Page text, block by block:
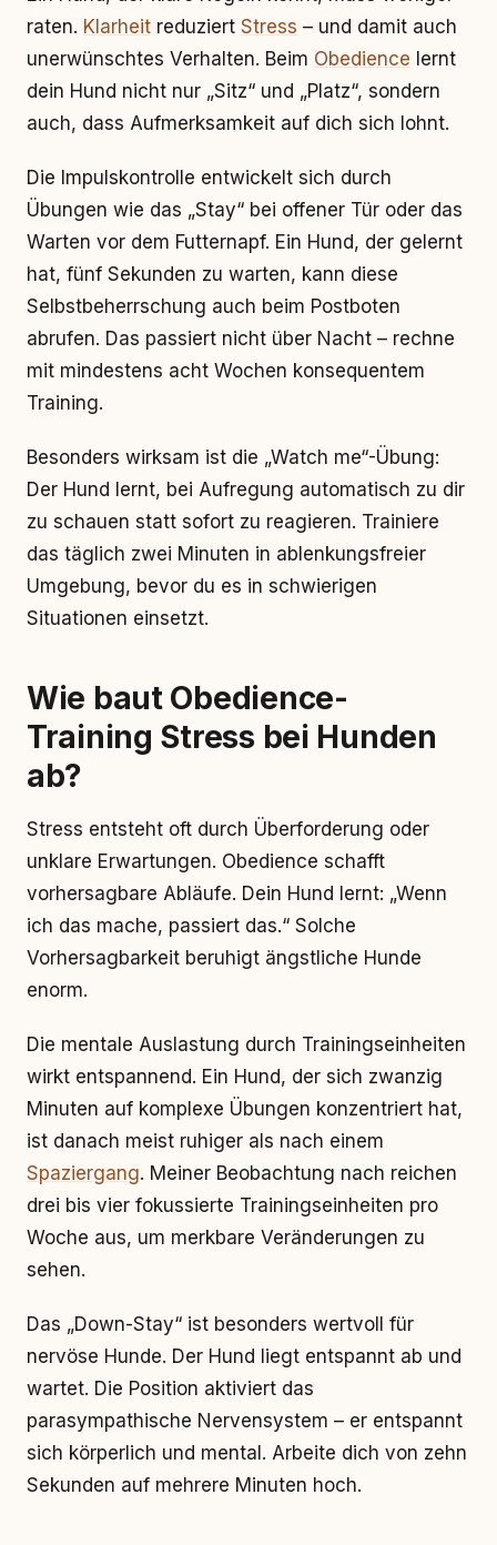
raten. Klarheit reduziert Stress – und damit auch
unerwünschtes Verhalten. Beim Obedience lernt
dein Hund nicht nur „Sitz“ und „Platz“, sondern
auch, dass Aufmerksamkeit auf dich sich lohnt.
Die Impulskontrolle entwickelt sich durch
Übungen wie das „Stay“ bei offener Tür oder das
Warten vor dem Futternapf. Ein Hund, der gelernt
hat, fünf Sekunden zu warten, kann diese
Selbstbeherrschung auch beim Postboten
abrufen. Das passiert nicht über Nacht – rechne
mit mindestens acht Wochen konsequentem
Training.
Besonders wirksam ist die „Watch me“-Übung:
Der Hund lernt, bei Aufregung automatisch zu dir
zu schauen statt sofort zu reagieren. Trainiere
das täglich zwei Minuten in ablenkungsfreier
Umgebung, bevor du es in schwierigen
Situationen einsetzt.
Wie baut Obedience-
Training Stress bei Hunden
ab?
Stress entsteht oft durch Überforderung oder
unklare Erwartungen. Obedience schafft
vorhersagbare Abläufe. Dein Hund lernt: „Wenn
ich das mache, passiert das.“ Solche
Vorhersagbarkeit beruhigt ängstliche Hunde
enorm.
Die mentale Auslastung durch Trainingseinheiten
wirkt entspannend. Ein Hund, der sich zwanzig
Minuten auf komplexe Übungen konzentriert hat,
ist danach meist ruhiger als nach einem
Spaziergang. Meiner Beobachtung nach reichen
drei bis vier fokussierte Trainingseinheiten pro
Woche aus, um merkbare Veränderungen zu
sehen.
Das „Down-Stay“ ist besonders wertvoll für
nervöse Hunde. Der Hund liegt entspannt ab und
wartet. Die Position aktiviert das
parasympathische Nervensystem – er entspannt
sich körperlich und mental. Arbeite dich von zehn
Sekunden auf mehrere Minuten hoch.